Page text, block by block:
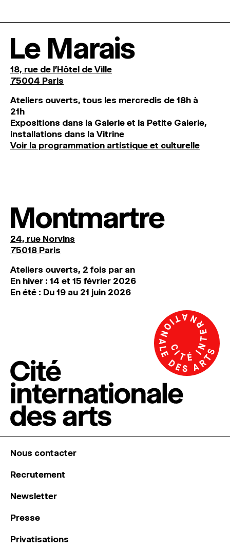
Le Marais
18, rue de l'Hôtel de Ville
75004 Paris
Ateliers ouverts, tous les mercredis de 18h à
21h
Expositions dans la Galerie et la Petite Galerie,
installations dans la Vitrine
Voir la programmation artistique et culturelle
Montmartre
24, rue Norvins
75018 Paris
Ateliers ouverts, 2 fois par an
En hiver : 14 et 15 février 2026
En été : Du 19 au 21 juin 2026
Nous contacter
Recrutement
Newsletter
Presse
Privatisations